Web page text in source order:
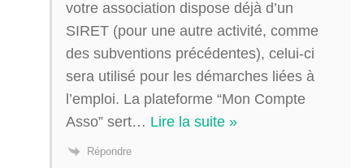
votre association dispose déjà d’un
SIRET (pour une autre activité, comme
des subventions précédentes), celui-ci
sera utilisé pour les démarches liées à
l’emploi. La plateforme “Mon Compte
Asso” sert… Lire la suite »
Répondre